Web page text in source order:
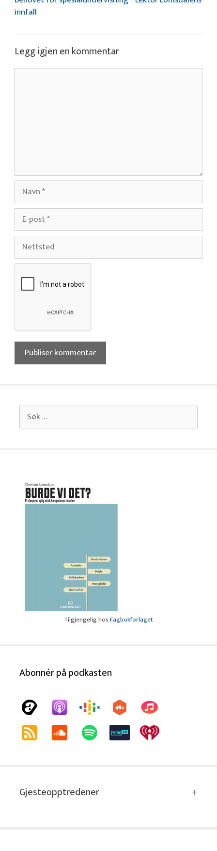
innfall
Legg igjen en kommentar
Navn
post
Nettsted
Søk
etter:
Tilgjengelig hosFagbokforlaget
Abonnér på podkasten
Gjesteopptredener